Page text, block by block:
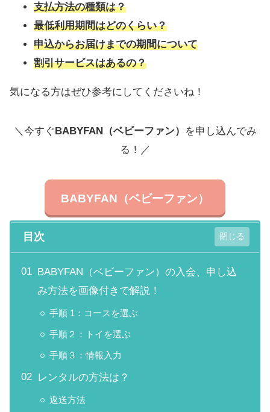
支払方法の種類は？
最低利用期間はどのくらい？
申込からお届けまでの期間について
割引サービスはあるの？
気になる方はぜひ参考にしてくださいね！
＼今すぐBABYFAN（ベビーファン）
を申し込んでみ
る！／
BABYFAN（ベビーファン）
目次
BABYFAN（ベビーファン）の入会、申し込
み方法を画像付きで解説！
手順 1：コースを選ぶ
手順２：トイを選ぶ
手順３：情報入力
レンタルの方法は？
返送方法